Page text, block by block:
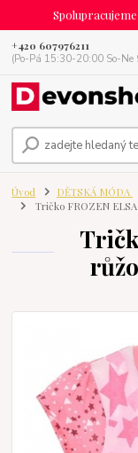
+420 607976211
(Po-Pá 15:30-20:00 So-
Úvod DĚTSKÁ MÓDA
Tričko FROZEN